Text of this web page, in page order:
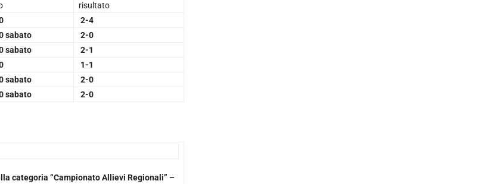
risultato
2-4
sabato
2-0
sabato
2-1
1-1
sabato
2-0
sabato 2-0
categoria “Campionato Allievi Regionali” –